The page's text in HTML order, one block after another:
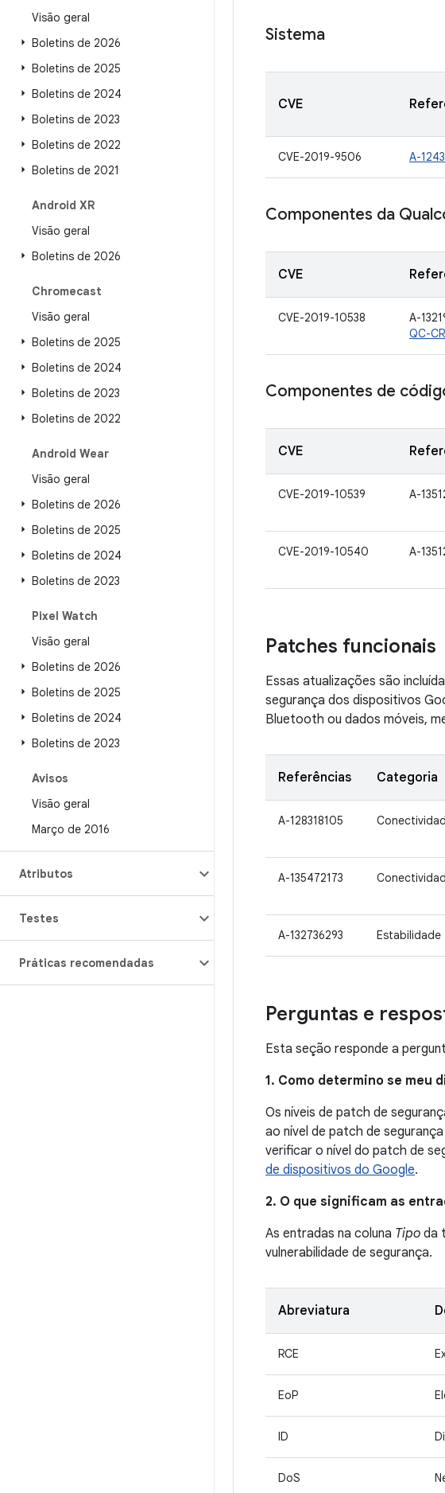
Visão geral
Boletins de 2026
Boletins de 2025
Boletins de 2024
Boletins de 2023
Boletins de 2022
Boletins de 2021
Android XR
Visão geral
Boletins de 2026
Chromecast
Visão geral
Boletins de 2025
Boletins de 2024
Boletins de 2023
Boletins de 2022
Android Wear
Visão geral
Boletins de 2026
Boletins de 2025
Boletins de 2024
Boletins de 2023
Pixel Watch
Visão geral
Boletins de 2026
Boletins de 2025
Boletins de 2024
Boletins de 2023
Avisos
Visão geral
Março de 2016
Atributos
Testes
Práticas recomendadas
Sistema
CVE
CVE-2019-9506 A-
Componentes da
CVE
CVE-2019-10538
A-
QC-
Componentes de
CVE
CVE-2019-10539 A-
CVE-2019-10540 A-
Patches funcionais
Essas atualizações são
segurança dos dispositivos
Bluetooth ou dados móveis,
Referências Categoria
A-128318105
A-135472173
A-132736293 Estabilidade
Perguntas e
Esta seção responde a
1. Como determino se meu
Os níveis de patch de
ao nível de patch de
verificar o nível do patch de
de dispositivos do Google.
2. O que significam as
As entradas na coluna Tipo da
vulnerabilidade de segurança.
Abreviatura
RCE
EoP
ID
DoS